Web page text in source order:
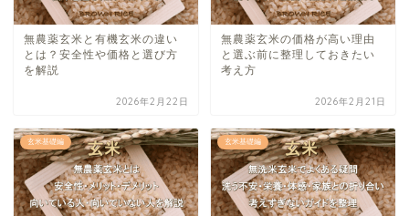
無農薬玄米と有機玄米の違い
とは？安全性や価格と選び方
を解説
2026年2月22日
無農薬玄米の価格が高い理由
と選ぶ前に整理しておきたい
考え方
2026年2月21日
玄米基礎編 玄米基礎編